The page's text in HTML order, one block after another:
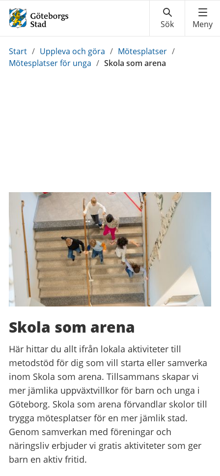
Du
är
Start / Uppleva och göra / Mötesplatser /
Mötesplatser för unga / Skola som arena
Skola som arena
Här hittar du allt ifrån lokala aktiviteter till
metodstöd för dig som vill starta eller samverka
inom Skola som arena. Tillsammans skapar vi
mer jämlika uppväxtvillkor för barn och unga i
Göteborg. Skola som arena förvandlar skolor till
trygga mötesplatser för en mer jämlik stad.
Genom samverkan med föreningar och
näringsliv erbjuder vi gratis aktiviteter som ger
barn en aktiv fritid.